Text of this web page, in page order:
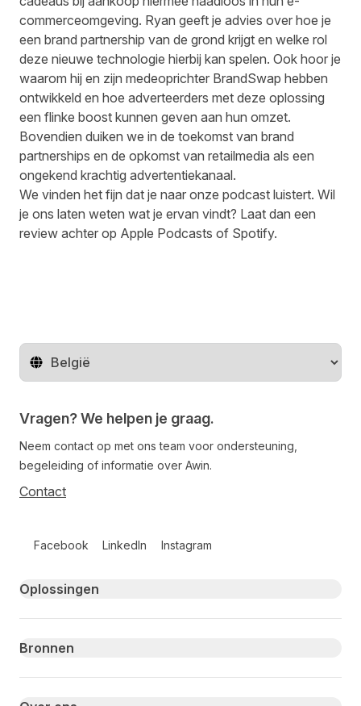
commerceomgeving. Ryan geeft je advies over hoe je
een brand partnership van de grond krijgt en welke rol
deze nieuwe technologie hierbij kan spelen. Ook hoor je
waarom hij en zijn medeoprichter BrandSwap hebben
ontwikkeld en hoe adverteerders met deze oplossing
een flinke boost kunnen geven aan hun omzet.
Bovendien duiken we in de toekomst van brand
partnerships en de opkomst van retailmedia als een
ongekend krachtig advertentiekanaal.
We vinden het fijn dat je naar onze podcast luistert. Wil
je ons laten weten wat je ervan vindt? Laat dan een
review achter op Apple Podcasts of Spotify.
Regio wijzigen
Vragen? We helpen je graag.
Neem contact op met ons team voor ondersteuning,
begeleiding of informatie over Awin.
Contact
Facebook LinkedIn Instagram
Primary footer navigation
Oplossingen
Bronnen